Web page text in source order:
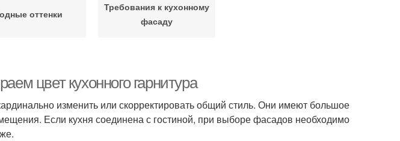
оттенки
Требования к кухонному
фасаду
цвет кухонного гарнитура
изменить или скорректировать общий стиль. Они имеют большое
Если кухня соединена с гостиной, при выборе фасадов необходимо